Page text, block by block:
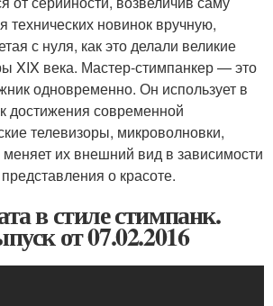
технических новинок вручную,
с нуля, как это делали великие
XIX века. Мастер-стимпанкер — это
одновременно. Он использует в
достижения современной
телевизоры, микроволновки,
их внешний вид в зависимости
о красоте.
в стиле стимпанк.
от 07.02.2016